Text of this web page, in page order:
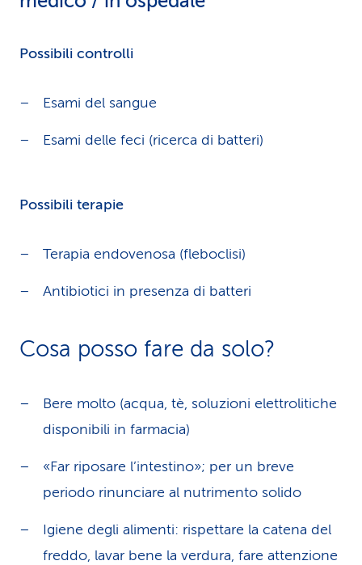
Possibili controlli
Esami del sangue
Esami delle feci (ricerca di batteri)
Possibili terapie
Terapia endovenosa (fleboclisi)
Antibiotici in presenza di batteri
Cosa posso fare da solo?
Bere molto (acqua, tè, soluzioni elettrolitiche
disponibili in farmacia)
«Far riposare l’intestino»; per un breve
periodo rinunciare al nutrimento solido
Igiene degli alimenti: rispettare la catena del
freddo, lavar bene la verdura, fare attenzione